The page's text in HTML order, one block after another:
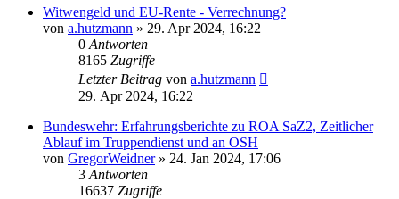
Witwengeld und EU-Rente - Verrechnung?
von a.hutzmann » 29. Apr 2024, 16:22
0 Antworten
8165 Zugriffe
Letzter Beitrag von a.hutzmann
29. Apr 2024, 16:22
Bundeswehr: Erfahrungsberichte zu ROA SaZ2, Zeitlicher
Ablauf im Truppendienst und an OSH
von GregorWeidner» 24. Jan 2024, 17:06
3 Antworten
16637 Zugriffe